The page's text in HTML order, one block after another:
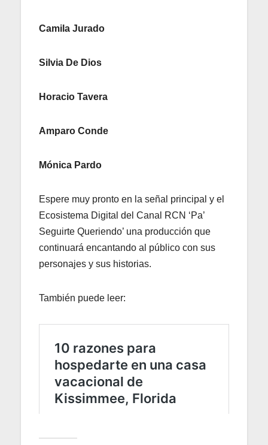
Camila Jurado
Silvia De Dios
Horacio Tavera
Amparo Conde
Mónica Pardo
Espere muy pronto en la señal principal y el
Ecosistema Digital del Canal RCN ‘Pa’
Seguirte Queriendo’ una producción que
continuará encantando al público con sus
personajes y sus historias.
También puede leer: